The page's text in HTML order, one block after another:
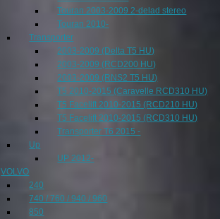
Touran 2003-2009 2-delad stereo
Touran 2010-
Transporter
2003-2009 (Delta T5 HU)
2003-2009 (RCD200 HU)
2003-2009 (RNS2 T5 HU)
T5 2010-2015 (Caravelle RCD310 HU)
T5 Facelift 2010-2015 (RCD210 HU)
T5 Facelift 2010-2015 (RCD310 HU)
Transporter T6 2015 -
Up
UP 2012-
VOLVO
240
740 / 760 / 940 / 960
850